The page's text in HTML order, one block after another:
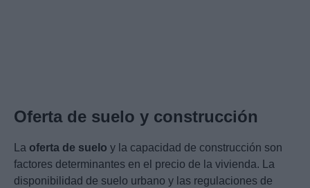
Oferta de suelo y construcción
La oferta de suelo y la capacidad de construcción son
factores determinantes en el precio de la vivienda. La
disponibilidad de suelo urbano y las regulaciones de